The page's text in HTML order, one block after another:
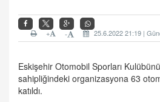
25.6.2022 21:19 |
-
+
Eskişehir Otomobil Sporları
sahipliğindeki organizasyona 63
katıldı.